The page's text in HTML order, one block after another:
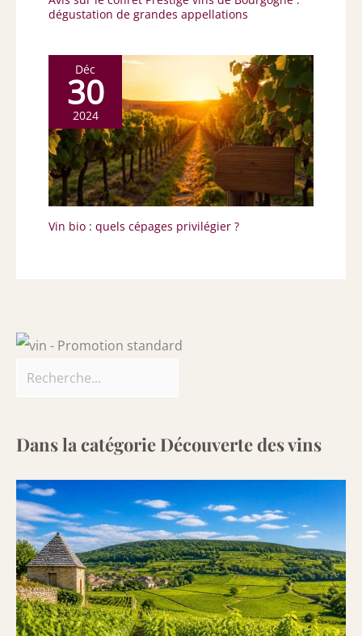
dégustation de grandes appellations
Déc
30
2024
Vin bio : quels cépages privilégier ?
Dans la catégorie Découverte des vins